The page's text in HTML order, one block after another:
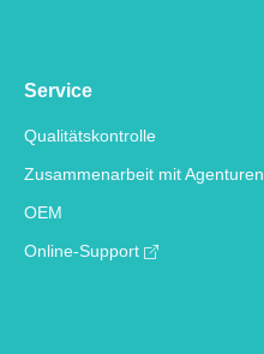
Service
Qualitätskontrolle
Zusammenarbeit mit Agenturen
OEM
Online-Support